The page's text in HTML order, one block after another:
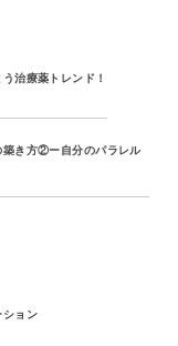
治療薬トレンド！
築き方②ー自分のパラレル
ション